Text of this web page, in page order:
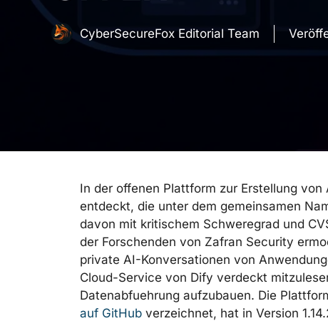
CyberSecureFox Editorial Team
In der offenen Plattform zur Erstellung von
entdeckt, die unter dem gemeinsamen
davon mit kritischem Schweregrad und
der Forschenden von Zafran Security
private AI-Konversationen von
Cloud-Service von Dify verdeckt
Datenabfuehrung aufzubauen. Die
auf GitHub verzeichnet, hat in Version